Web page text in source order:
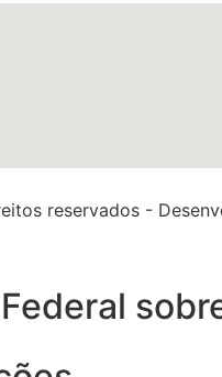
reservados -